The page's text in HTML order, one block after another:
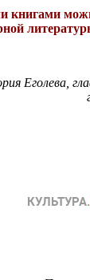
книгами
Еголева,